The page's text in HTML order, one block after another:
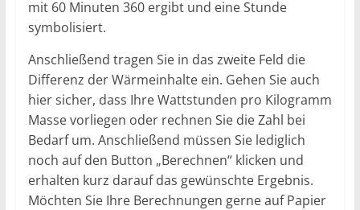
mit 60 Minuten 360 ergibt und eine Stunde
symbolisiert.
Anschließend tragen Sie in das zweite Feld die
Differenz der Wärmeinhalte ein. Gehen Sie auch
hier sicher, dass Ihre Wattstunden pro Kilogramm
Masse vorliegen oder rechnen Sie die Zahl bei
Bedarf um. Anschließend müssen Sie lediglich
noch auf den Button „Berechnen“ klicken und
erhalten kurz darauf das gewünschte Ergebnis.
Möchten Sie Ihre Berechnungen gerne auf Papier